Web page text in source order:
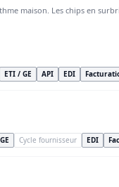
maison. Les chips en
ETI / GE API EDI
Cycle fournisseur EDI